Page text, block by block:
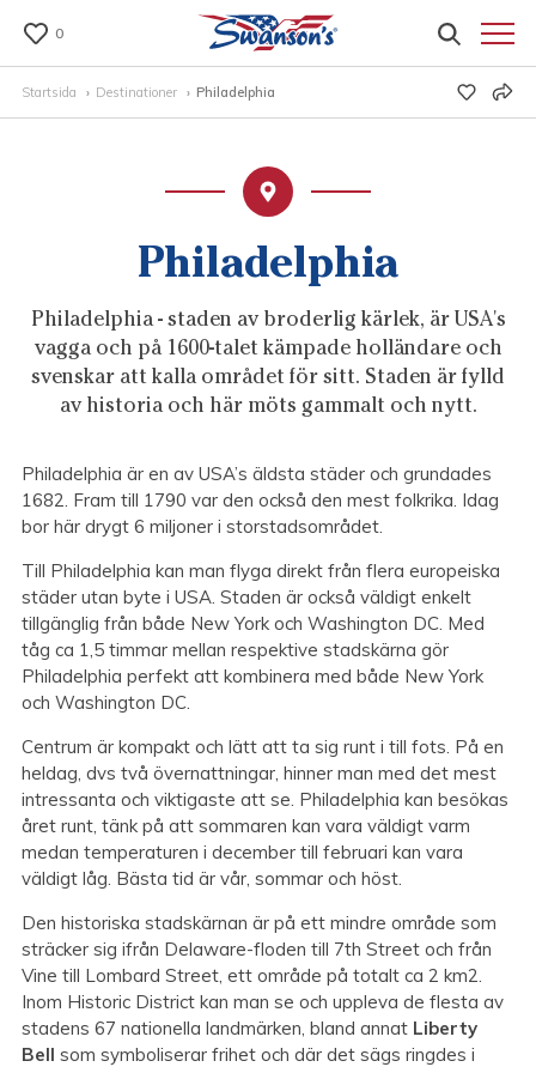
0
Startsida Destinationer Philadelphia
Philadelphia
Philadelphia - staden av broderlig kärlek, är USA's
vagga och på 1600-talet kämpade holländare och
svenskar att kalla området för sitt. Staden är fylld
av historia och här möts gammalt och nytt.
Philadelphia är en av USA’s äldsta städer och grundades
1682. Fram till 1790 var den också den mest folkrika. Idag
bor här drygt 6 miljoner i storstadsområdet.
Till Philadelphia kan man flyga direkt från flera europeiska
städer utan byte i USA. Staden är också väldigt enkelt
tillgänglig från både New York och Washington DC. Med
tåg ca 1,5 timmar mellan respektive stadskärna gör
Philadelphia perfekt att kombinera med både New York
och Washington DC.
Centrum är kompakt och lätt att ta sig runt i till fots. På en
heldag, dvs två övernattningar, hinner man med det mest
intressanta och viktigaste att se. Philadelphia kan besökas
året runt, tänk på att sommaren kan vara väldigt varm
medan temperaturen i december till februari kan vara
väldigt låg. Bästa tid är vår, sommar och höst.
Den historiska stadskärnan är på ett mindre område som
sträcker sig ifrån Delaware-floden till 7th Street och från
Vine till Lombard Street, ett område på totalt ca 2 km2.
Inom Historic District kan man se och uppleva de flesta av
stadens 67 nationella landmärken, bland annat Liberty
Bell som symboliserar frihet och där det sägs ringdes i